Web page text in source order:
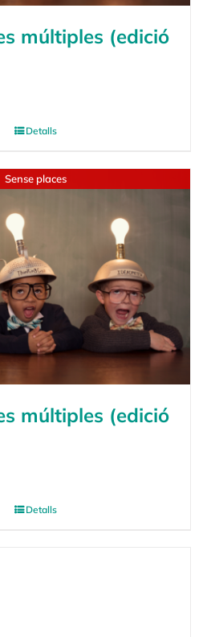
múltiples (edició
Detalls
Sense places
múltiples (edició
Detalls